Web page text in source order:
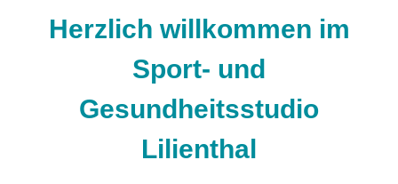
Herzlich willkommen im
Sport- und
Gesundheitsstudio
Lilienthal